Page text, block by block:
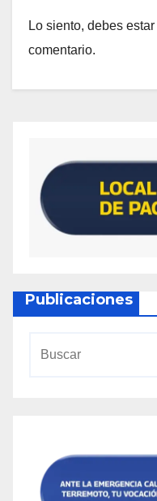
Lo siento, debes estar
comentario.
Publicaciones